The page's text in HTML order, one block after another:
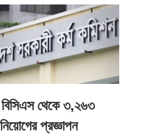
থেকে ৩,২৬৩
প্রজ্ঞাপন